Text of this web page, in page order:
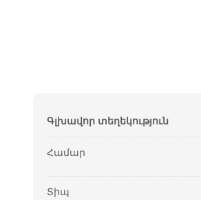
Գլխավոր տեղեկություն
Համար
Տիպ